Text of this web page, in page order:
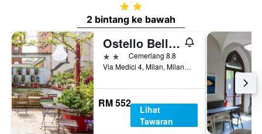
2 bintang
2 bintang ke bawah
Ostello Bello Milano Duomo
2 bintangCemerlang 8.8
Via Medici 4, Milan, Milano, Itali
RM 552
Lihat
Tawaran